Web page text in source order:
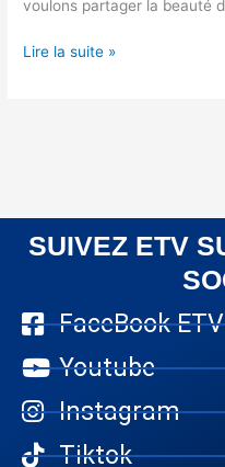
voulons partager la beauté
Lire la suite »
SUIVEZ ETV
FaceBook ETV
Youtube
Instagram
Tiktok